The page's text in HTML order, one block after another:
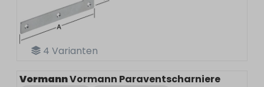
4 Varianten
VormannVormann Paraventscharniere